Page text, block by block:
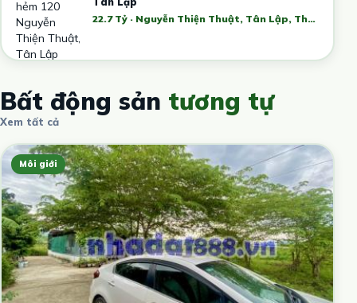
22.7 Tỷ · Nguyễn Thiện Thuật, Tân Lập, Thành phố Nha Trang, Khánh Hòa, Việt Nam
Bất động sản tương tự
Xem tất cả
Môi giới